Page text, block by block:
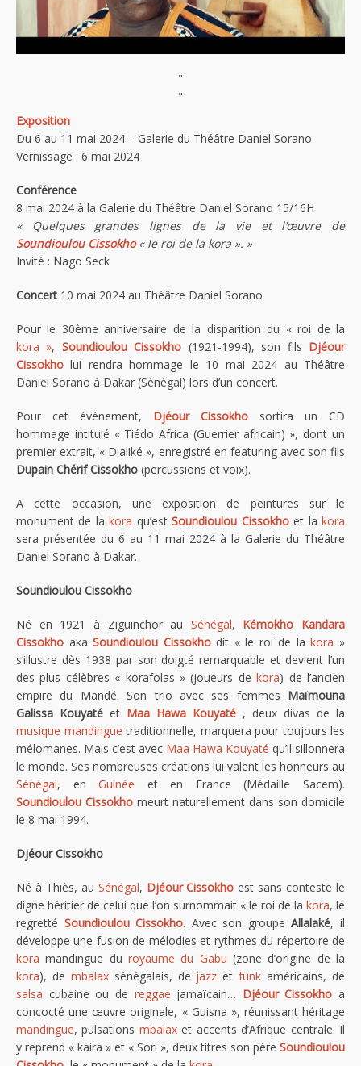
"
"
Exposition
Du 6 au 11 mai 2024 – Galerie du Théâtre Daniel Sorano
Vernissage : 6 mai 2024
Conférence
8 mai 2024 à la Galerie du Théâtre Daniel Sorano 15/16H
« Quelques grandes lignes de la vie et l’œuvre de
Soundioulou Cissokho « le roi de la kora ». »
Invité : Nago Seck
Concert 10 mai 2024 au Théâtre Daniel Sorano
Pour le 30ème anniversaire de la disparition du « roi de la
kora », Soundioulou Cissokho (1921-1994), son fils Djéour
Cissokho lui rendra hommage le 10 mai 2024 au Théâtre
Daniel Sorano à Dakar (Sénégal) lors d’un concert.
Pour cet événement, Djéour Cissokho sortira un CD
hommage intitulé « Tiédo Africa (Guerrier africain) », dont un
premier extrait, « Dialiké », enregistré en featuring avec son fils
Dupain Chérif Cissokho (percussions et voix).
A cette occasion, une exposition de peintures sur le
monument de lakora qu’estSoundioulou Cissokhoet lakora
sera présentée du 6 au 11 mai 2024 à la Galerie du Théâtre
Daniel Sorano à Dakar.
Soundioulou Cissokho
Né en 1921 à Ziguinchor au Sénégal, Kémokho Kandara
Cissokho akaSoundioulou Cissokhodit « le roi de lakora »
s’illustre dès 1938 par son doigté remarquable et devient l’un
des plus célèbres « korafolas » (joueurs dekora) de l’ancien
empire du Mandé. Son trio avec ses femmes Maïmouna
Galissa Kouyaté et Maa Hawa Kouyaté , deux divas de la
musique mandingue traditionnelle, marquera pour toujours les
mélomanes. Mais c’est avec Maa Hawa Kouyaté qu’il sillonnera
le monde. Ses nombreuses créations lui valent les honneurs au
Sénégal, enGuinée et en France (Médaille Sacem).
Soundioulou Cissokho meurt naturellement dans son domicile
le 8 mai 1994.
Djéour Cissokho
Né à Thiès, au Sénégal, Djéour Cissokho est sans conteste le
digne héritier de celui que l’on surnommait « le roi de la kora, le
regretté Soundioulou Cissokho. Avec son groupeAllalaké, il
développe une fusion de mélodies et rythmes du répertoire de
kora mandingue du royaume du Gabu (zone d’origine de la
kora), de mbalaxsénégalais, de jazz etfunk américains, de
salsa cubaine ou de reggae jamaïcain… Djéour Cissokho a
concocté une œuvre originale, « Guisna », réunissant héritage
mandingue, pulsations mbalaxet accents d’Afrique centrale. Il
y reprend « kaira » et « Sori », deux titres son père Soundioulou